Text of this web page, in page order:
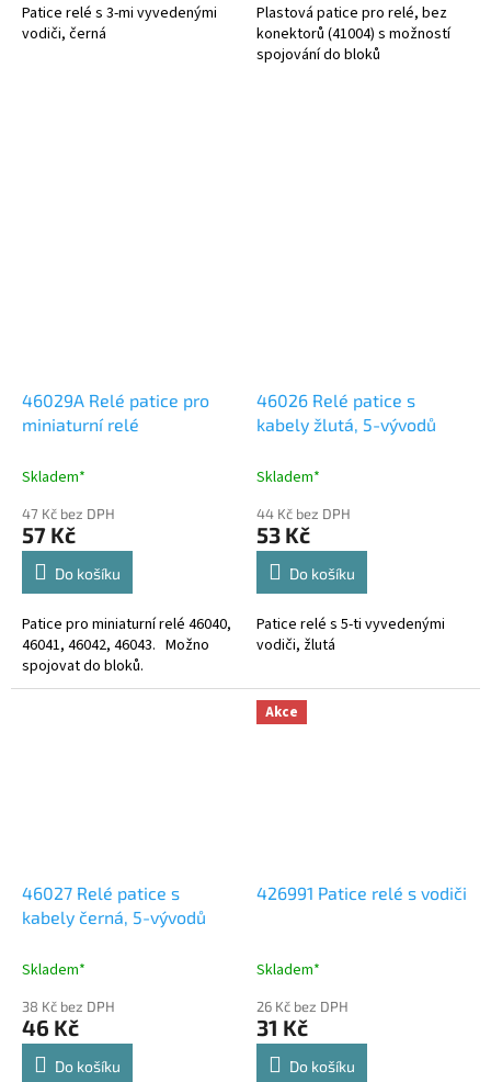
Patice relé s 3-mi vyvedenými
vodiči, černá
Plastová patice pro relé, bez
konektorů (41004) s možností
spojování do bloků
46029A Relé patice pro
miniaturní relé
Skladem*
47 Kč bez DPH
57 Kč
Do košíku
Patice pro miniaturní relé 46040,
46041, 46042, 46043. Možno
spojovat do bloků.
46026 Relé patice s
kabely žlutá, 5-vývodů
Skladem*
44 Kč bez DPH
53 Kč
Do košíku
Patice relé s 5-ti vyvedenými
vodiči, žlutá
46027 Relé patice s
kabely černá, 5-vývodů
Skladem*
38 Kč bez DPH
46 Kč
Do košíku
Akce
426991 Patice relé s vodiči
Skladem*
26 Kč bez DPH
31 Kč
Do košíku